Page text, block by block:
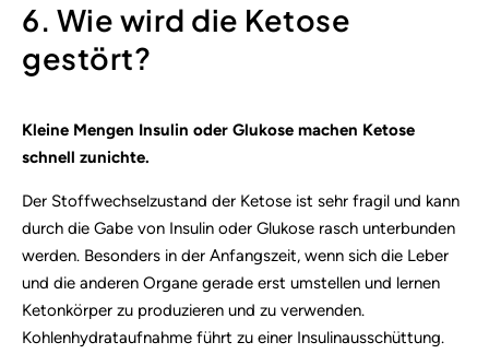
6. Wie wird die Ketose
gestört?
Kleine Mengen Insulin oder Glukose machen Ketose
schnell zunichte.
Der Stoffwechselzustand der Ketose ist sehr fragil und kann
durch die Gabe von Insulin oder Glukose rasch unterbunden
werden. Besonders in der Anfangszeit, wenn sich die Leber
und die anderen Organe gerade erst umstellen und lernen
Ketonkörper zu produzieren und zu verwenden.
Kohlenhydrataufnahme führt zu einer Insulinausschüttung.